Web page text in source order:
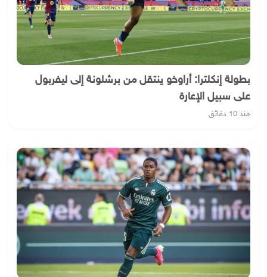
بطولة إنكلترا: أراوخو ينتقل من برشلونة إلى ليفربول
على سبيل الإعارة
منذ 10 دقائق